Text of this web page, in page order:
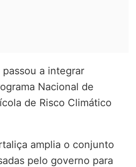
a integrar
Nacional de
de Risco Climático
amplia o conjunto
pelo governo para